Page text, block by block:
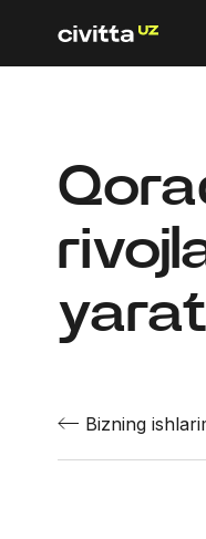
Bizning